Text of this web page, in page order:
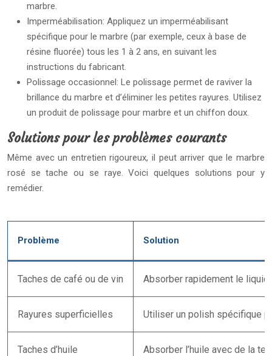
marbre.
Imperméabilisation: Appliquez un imperméabilisant
spécifique pour le marbre (par exemple, ceux à base de
résine fluorée) tous les 1 à 2 ans, en suivant les
instructions du fabricant.
Polissage occasionnel: Le polissage permet de raviver la
brillance du marbre et d’éliminer les petites rayures. Utilisez
un produit de polissage pour marbre et un chiffon doux.
Solutions pour les problèmes courants
Même avec un entretien rigoureux, il peut arriver que le marbre
rosé se tache ou se raye. Voici quelques solutions pour y
remédier.
Problème Solution
Taches de café ou de vin Absorber rapidement le
Rayures superficielles Utiliser un polish spécifique
Taches d’huile Absorber l’huile avec de la